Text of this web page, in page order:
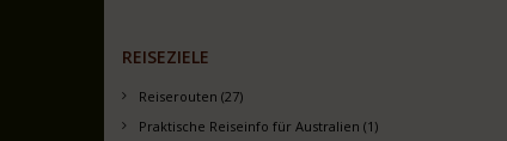
REISEZIELE
Reiserouten (27)
Praktische Reiseinfo für Australien (1)